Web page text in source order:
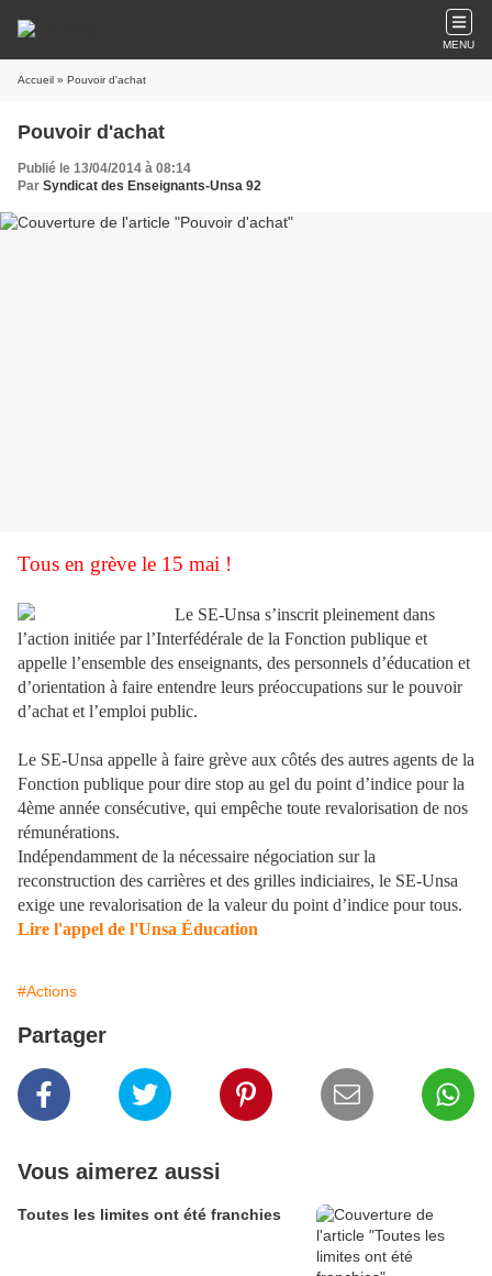
MENU
Accueil » Pouvoir d'achat
Pouvoir d'achat
Publié le 13/04/2014 à 08:14
Par Syndicat des Enseignants-Unsa 92
Tous en grève le 15 mai !
Le SE-Unsa s’inscrit pleinement dans
l’action initiée par l’Interfédérale de la Fonction publique et
appelle l’ensemble des enseignants, des personnels d’éducation et
d’orientation à faire entendre leurs préoccupations sur le pouvoir
d’achat et l’emploi public.
Le SE-Unsa appelle à faire grève aux côtés des autres agents de la
Fonction publique pour dire stop au gel du point d’indice pour la
4ème année consécutive, qui empêche toute revalorisation de nos
rémunérations.
Indépendamment de la nécessaire négociation sur la
reconstruction des carrières et des grilles indiciaires, le SE-Unsa
exige une revalorisation de la valeur du point d’indice pour tous.
Lire l'appel de l'Unsa Éducation
#Actions
Partager
Vous aimerez aussi
Toutes les limites ont été franchies